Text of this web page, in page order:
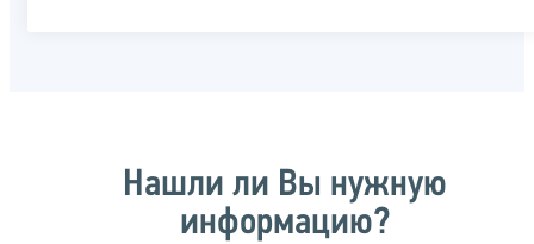
Нашли ли Вы нужную
информацию?